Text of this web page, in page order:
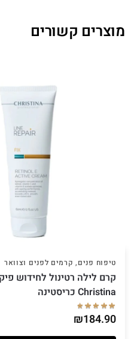
מוצרים קשורים
טיפוח פנים, קרמים לפנים וצוואר
Christina כריסטינה
₪184.90